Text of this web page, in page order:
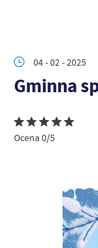
04 - 02 - 2025
Gminna
Ocena 0/5